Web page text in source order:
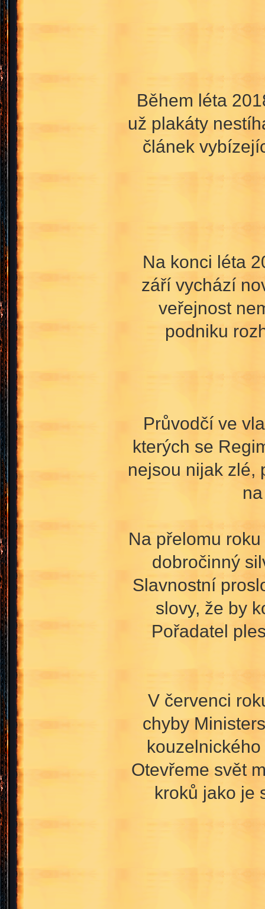
Během léta
už plakáty
článek
Na konci léta
září vychází
veřejnost
podniku
Průvodčí ve
kterých se
nejsou nijak zlé,
Na přelomu
dobročinný
Slavnostní
slovy, že by
Pořadatel
V červenci
chyby
Otevřeme svět
kroků jako je